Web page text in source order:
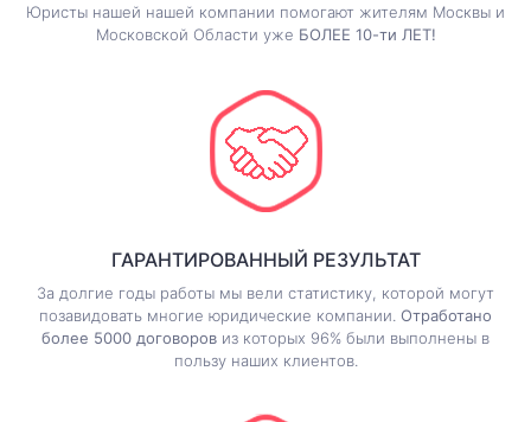
Юристы нашей нашей компании помогают жителям Москвы и
Московской Области уже БОЛЕЕ 10-ти ЛЕТ!
ГАРАНТИРОВАННЫЙ РЕЗУЛЬТАТ
За долгие годы работы мы вели статистику, которой могут
позавидовать многие юридические компании. Отработано
более 5000 договоров из которых 96% были выполнены в
пользу наших клиентов.